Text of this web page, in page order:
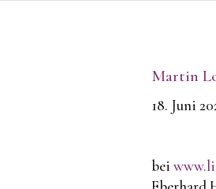
Martin
18. Juni
bei